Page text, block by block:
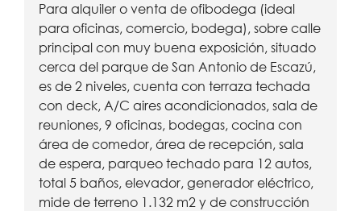
Para alquiler o venta de ofibodega (ideal
para oficinas, comercio, bodega), sobre calle
principal con muy buena exposición, situado
cerca del parque de San Antonio de Escazú,
es de 2 niveles, cuenta con terraza techada
con deck, A/C aires acondicionados, sala de
reuniones, 9 oficinas, bodegas, cocina con
área de comedor, área de recepción, sala
de espera, parqueo techado para 12 autos,
total 5 baños, elevador, generador eléctrico,
mide de terreno 1.132 m2 y de construcción